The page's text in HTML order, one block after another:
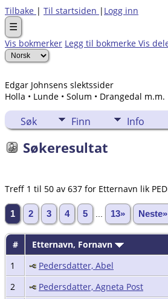
Tilbake | Til startsiden | Logg inn
☰
Vis bokmerker Legg til bokmerke Vis
Edgar Johnsens slektssider
Holla • Lunde • Solum • Drangedal m.m.
Søk Finn Info
Søkeresultat
Treff 1 til 50 av 637 for Etternavn lik
1 2 3 4 5 13» Neste»
# Etternavn, Fornavn
1
Pedersdatter, Abel
2
Pedersdatter, Agneta Post